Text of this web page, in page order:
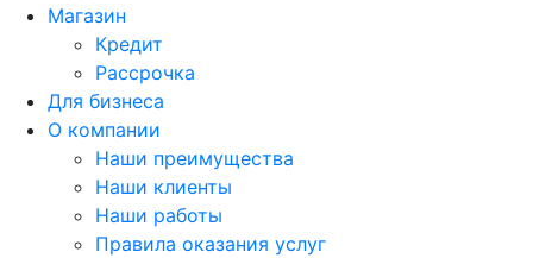
Магазин
Кредит
Рассрочка
Для бизнеса
О компании
Наши преимущества
Наши клиенты
Наши работы
Правила оказания услуг